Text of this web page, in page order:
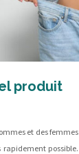
produit
et des femmes
possible.